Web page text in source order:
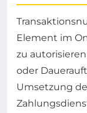
Element im
zu
oder
Umsetzung